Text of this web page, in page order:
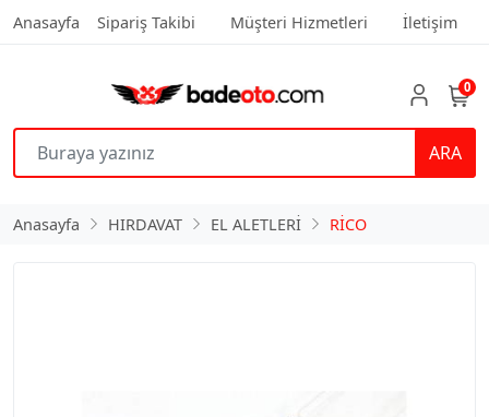
Anasayfa Sipariş Takibi Müşteri Hizmetleri İletişim
ARA
0
Anasayfa HIRDAVAT EL ALETLERİ RİCO